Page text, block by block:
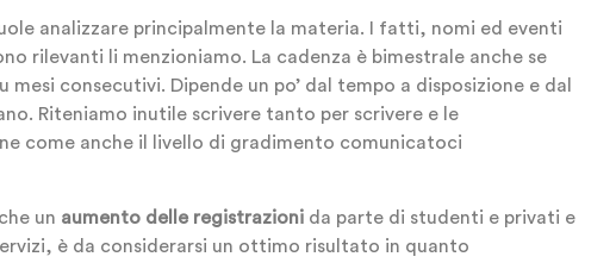
analizzare principalmente la materia. I fatti, nomi ed eventi
rilevanti li menzioniamo. La cadenza è bimestrale anche se
consecutivi. Dipende un po’ dal tempo a disposizione e dal
Riteniamo inutile scrivere tanto per scrivere e le
come anche il livello di gradimento comunicatoci
un aumento delle registrazioni da parte di studenti e privati e
è da considerarsi un ottimo risultato in quanto